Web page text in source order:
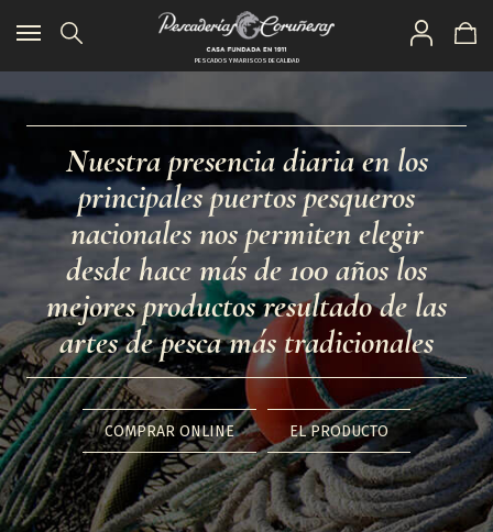
Toggle
PESCADOS Y MARISCOS DE CALIDAD
Nuestra presencia diaria en los
principales puertos pesqueros
nacionales nos permiten elegir
desde hace más de 100 años los
mejores productos resultado de las
artes de pesca más tradicionales
COMPRAR ONLINE EL PRODUCTO